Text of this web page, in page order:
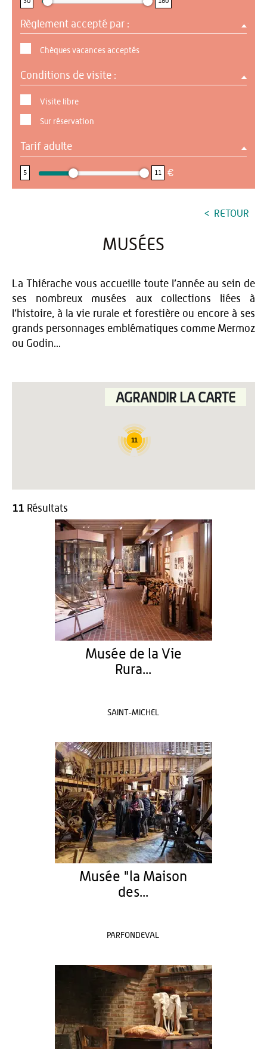
Règlement accepté par :
Chèques vacances acceptés
Conditions de visite :
Visite libre
Sur réservation
Tarif adulte
5 11 €
RETOUR
MUSÉES
La Thiérache vous accueille toute l’année au sein de
ses nombreux musées aux collections liées à
l’histoire, à la vie rurale et forestière ou encore à ses
grands personnages emblématiques comme Mermoz
ou Godin...
11
AGRANDIR LA CARTE
11 Résultats
Musée de la Vie
Rura...
SAINT-MICHEL
Musée "la Maison
des...
PARFONDEVAL